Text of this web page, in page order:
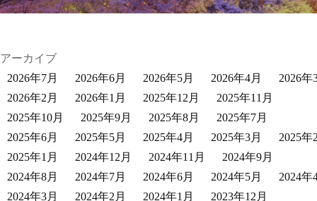
ン
アーカイブ
2026年7月
2026年6月 2026年5月 2026年4月
2026年
2026年2月
2026年1月 2025年12月
2025年11月
2025年10月
2025年9月 2025年8月
2025年7月
2025年6月
2025年5月 2025年4月 2025年3月
2025年
2025年1月
2024年12月 2024年11月
2024年9月
2024年8月
2024年7月 2024年6月 2024年5月
2024年
2024年3月
2024年2月 2024年1月
2023年12月